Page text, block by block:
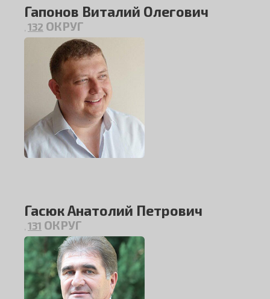
Гапонов Виталий Олегович
132 ОКРУГ
Гасюк Анатолий Петрович
131 ОКРУГ